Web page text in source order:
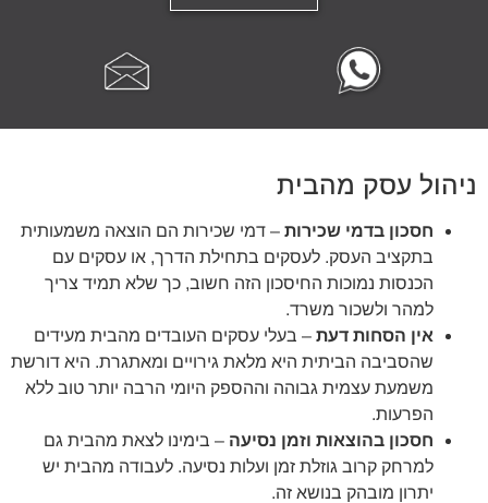
ניהול עסק מהבית
חסכון בדמי שכירות – דמי שכירות הם הוצאה משמעותית
בתקציב העסק. לעסקים בתחילת הדרך, או עסקים עם
הכנסות נמוכות החיסכון הזה חשוב, כך שלא תמיד צריך
למהר ולשכור משרד.
אין הסחות דעת – בעלי עסקים העובדים מהבית מעידים
שהסביבה הביתית היא מלאת גירויים ומאתגרת. היא דורשת
משמעת עצמית גבוהה וההספק היומי הרבה יותר טוב ללא
הפרעות.
חסכון בהוצאות וזמן נסיעה – בימינו לצאת מהבית גם
למרחק קרוב גוזלת זמן ועלות נסיעה. לעבודה מהבית יש
יתרון מובהק בנושא זה.